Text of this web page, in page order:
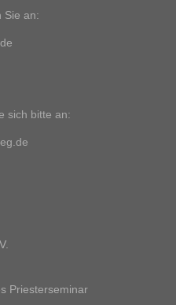
Sie an:
sich bitte an:
Priesterseminar